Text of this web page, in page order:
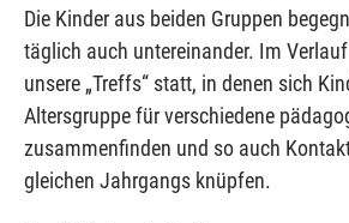
Die Kinder aus beiden Gruppen
täglich auch untereinander. Im
unsere „Treffs“ statt, in denen sich
Altersgruppe für verschiedene
zusammenfinden und so auch
gleichen Jahrgangs knüpfen.